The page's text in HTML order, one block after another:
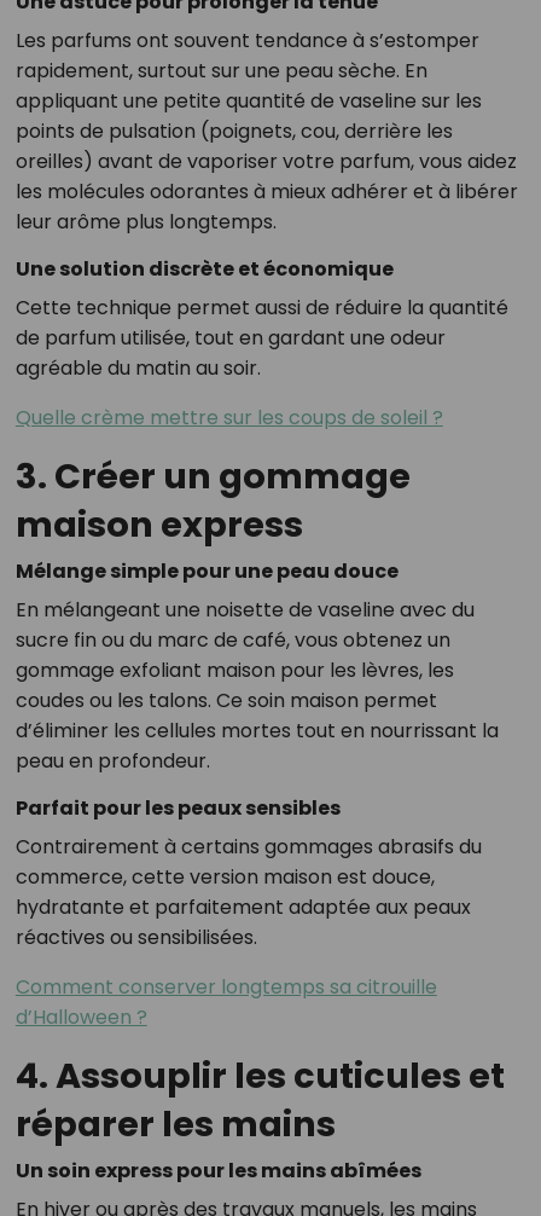
Les parfums ont souvent tendance à s’estomper
rapidement, surtout sur une peau sèche. En
appliquant une petite quantité de vaseline sur les
points de pulsation (poignets, cou, derrière les
oreilles) avant de vaporiser votre parfum, vous aidez
les molécules odorantes à mieux adhérer et à libérer
leur arôme plus longtemps.
Une solution discrète et économique
Cette technique permet aussi de réduire la quantité
de parfum utilisée, tout en gardant une odeur
agréable du matin au soir.
Quelle crème mettre sur les coups de soleil ?
3. Créer un gommage
maison express
Mélange simple pour une peau douce
En mélangeant une noisette de vaseline avec du
sucre fin ou du marc de café, vous obtenez un
gommage exfoliant maison pour les lèvres, les
coudes ou les talons. Ce soin maison permet
d’éliminer les cellules mortes tout en nourrissant la
peau en profondeur.
Parfait pour les peaux sensibles
Contrairement à certains gommages abrasifs du
commerce, cette version maison est douce,
hydratante et parfaitement adaptée aux peaux
réactives ou sensibilisées.
Comment conserver longtemps sa citrouille
d’Halloween ?
4. Assouplir les cuticules et
réparer les mains
Un soin express pour les mains abîmées
En hiver ou après des travaux manuels, les mains